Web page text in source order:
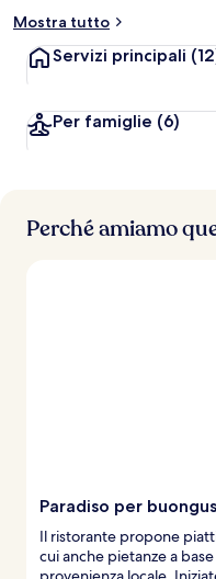
Mostra tutto
Servizi principali
Per famiglie (6)
Perché amiamo
Paradiso per
Il ristorante propone
cui anche pietanze a